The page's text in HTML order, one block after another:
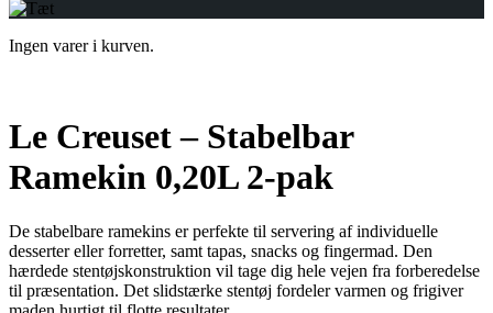
Ingen varer i kurven.
Le Creuset – Stabelbar
Ramekin 0,20L 2-pak
De stabelbare ramekins er perfekte til servering af individuelle
desserter eller forretter, samt tapas, snacks og fingermad. Den
hærdede stentøjskonstruktion vil tage dig hele vejen fra forberedelse
til præsentation. Det slidstærke stentøj fordeler varmen og frigiver